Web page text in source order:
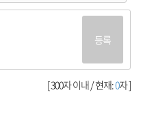
등록
[ 300자 이내 / 현재:0자 ]